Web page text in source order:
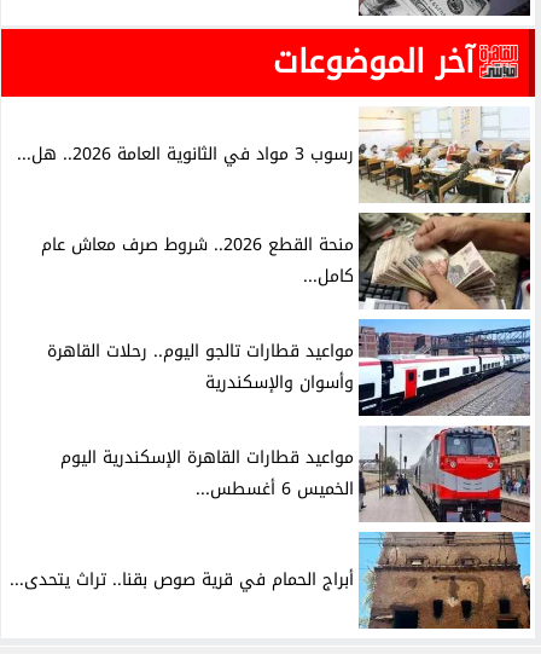
آخر الموضوعات
رسوب 3 مواد في الثانوية العامة 2026.. هل...
منحة القطع 2026.. شروط صرف معاش عام
كامل...
مواعيد قطارات تالجو اليوم.. رحلات القاهرة
وأسوان والإسكندرية
مواعيد قطارات القاهرة الإسكندرية اليوم
الخميس 6 أغسطس...
أبراج الحمام في قرية صوص بقنا.. تراث يتحدى...